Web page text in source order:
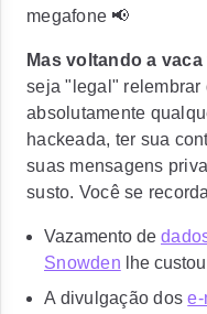
megafone 📢
Mas voltando a
seja "legal" relembrar
absolutamente
hackeada, ter sua
suas mensagens
susto. Você se
Vazamento de
Snowden lhe
A divulgação dose-